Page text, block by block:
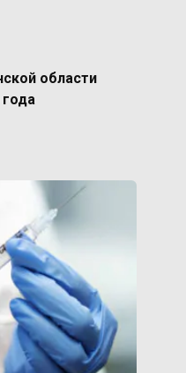
области